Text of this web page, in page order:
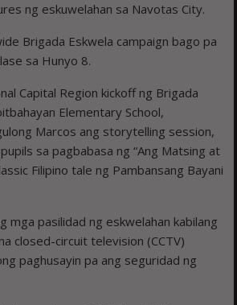
ng eskuwelahan sa Navotas City.
Brigada Eskwela campaign bago pa
sa Hunyo 8.
Capital Region kickoff ng Brigada
Elementary School,
Marcos ang storytelling session,
sa pagbabasa ng “Ang Matsing at
Filipino tale ng Pambansang Bayani
mga pasilidad ng eskwelahan kabilang
closed-circuit television (CCTV)
paghusayin pa ang seguridad ng